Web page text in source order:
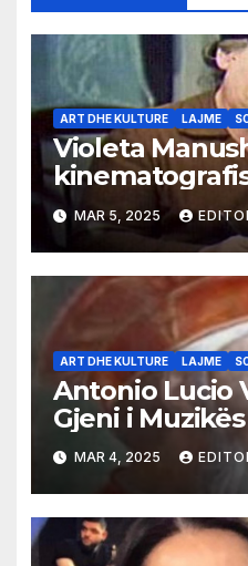
ART DHE KULTURE LAJME
Violeta
MAR 5, 2025
ART DHE KULTURE LAJME
Antonio Lucio
Gjeni i
MAR 4, 2025